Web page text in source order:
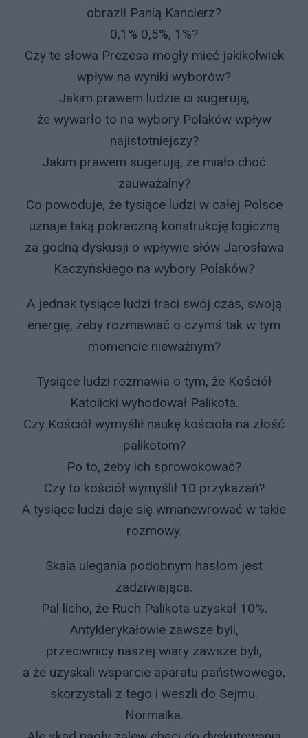
obraził Panią Kanclerz?
0,1% 0,5%, 1%?
Czy te słowa Prezesa mogły mieć jakikolwiek
wpływ na wyniki wyborów?
Jakim prawem ludzie ci sugerują,
że wywarło to na wybory Polaków wpływ
najistotniejszy?
Jakim prawem sugerują, że miało choć
zauważalny?
Co powoduje, że tysiące ludzi w całej Polsce
uznaje taką pokraczną konstrukcję logiczną
za godną dyskusji o wpływie słów Jarosława
Kaczyńskiego na wybory Polaków?
A jednak tysiące ludzi traci swój czas, swoją
energię, żeby rozmawiać o czymś tak w tym
momencie nieważnym?
Tysiące ludzi rozmawia o tym, że Kościół
Katolicki wyhodował Palikota.
Czy Kościół wymyślił naukę kościoła na złość
palikotom?
Po to, żeby ich sprowokować?
Czy to kościół wymyślił 10 przykazań?
A tysiące ludzi daje się wmanewrować w takie
rozmowy.
Skala ulegania podobnym hasłom jest
zadziwiająca.
Pal licho, że Ruch Palikota uzyskał 10%.
Antyklerykałowie zawsze byli,
przeciwnicy naszej wiary zawsze byli,
a że uzyskali wsparcie aparatu państwowego,
skorzystali z tego i weszli do Sejmu.
Normalka.